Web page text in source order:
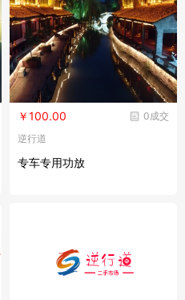
0成交
￥100.00
逆行道
专车专用功放